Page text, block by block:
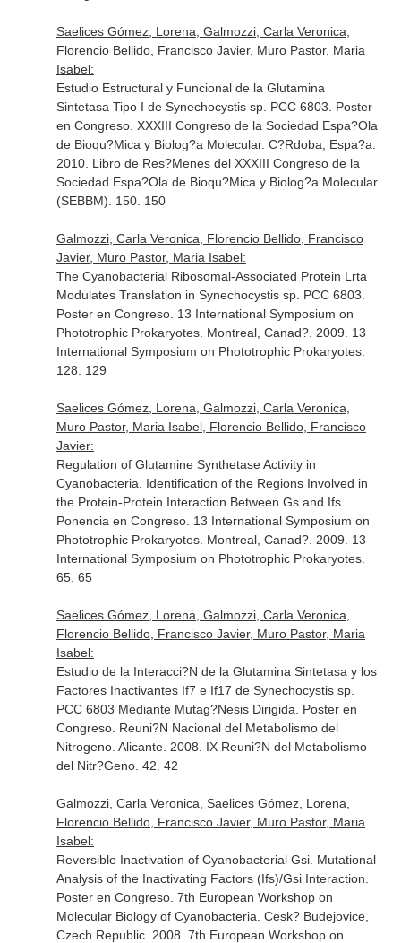
Saelices Gómez, Lorena, Galmozzi, Carla Veronica,
Florencio Bellido, Francisco Javier, Muro Pastor, Maria
Isabel:
Estudio Estructural y Funcional de la Glutamina
Sintetasa Tipo I de Synechocystis sp. PCC 6803. Poster
en Congreso. XXXIII Congreso de la Sociedad Espa?Ola
de Bioqu?Mica y Biolog?a Molecular. C?Rdoba, Espa?a.
2010. Libro de Res?Menes del XXXIII Congreso de la
Sociedad Espa?Ola de Bioqu?Mica y Biolog?a Molecular
(SEBBM). 150. 150
Galmozzi, Carla Veronica, Florencio Bellido, Francisco
Javier, Muro Pastor, Maria Isabel:
The Cyanobacterial Ribosomal-Associated Protein Lrta
Modulates Translation in Synechocystis sp. PCC 6803.
Poster en Congreso. 13 International Symposium on
Phototrophic Prokaryotes. Montreal, Canad?. 2009. 13
International Symposium on Phototrophic Prokaryotes.
128. 129
Saelices Gómez, Lorena, Galmozzi, Carla Veronica,
Muro Pastor, Maria Isabel, Florencio Bellido, Francisco
Javier:
Regulation of Glutamine Synthetase Activity in
Cyanobacteria. Identification of the Regions Involved in
the Protein-Protein Interaction Between Gs and Ifs.
Ponencia en Congreso. 13 International Symposium on
Phototrophic Prokaryotes. Montreal, Canad?. 2009. 13
International Symposium on Phototrophic Prokaryotes.
65. 65
Saelices Gómez, Lorena, Galmozzi, Carla Veronica,
Florencio Bellido, Francisco Javier, Muro Pastor, Maria
Isabel:
Estudio de la Interacci?N de la Glutamina Sintetasa y los
Factores Inactivantes If7 e If17 de Synechocystis sp.
PCC 6803 Mediante Mutag?Nesis Dirigida. Poster en
Congreso. Reuni?N Nacional del Metabolismo del
Nitrogeno. Alicante. 2008. IX Reuni?N del Metabolismo
del Nitr?Geno. 42. 42
Galmozzi, Carla Veronica, Saelices Gómez, Lorena,
Florencio Bellido, Francisco Javier, Muro Pastor, Maria
Isabel:
Reversible Inactivation of Cyanobacterial Gsi. Mutational
Analysis of the Inactivating Factors (Ifs)/Gsi Interaction.
Poster en Congreso. 7th European Workshop on
Molecular Biology of Cyanobacteria. Cesk? Budejovice,
Czech Republic. 2008. 7th European Workshop on